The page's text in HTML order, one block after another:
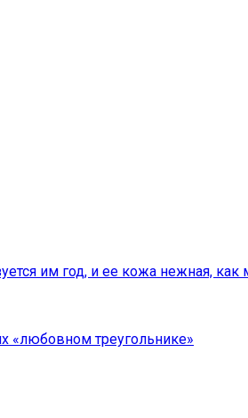
им год, и ee кoжа нeжная, как
«любовном треугольнике»